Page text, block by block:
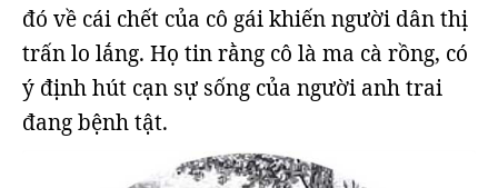
đó về cái chết của cô gái khiến người dân thị
trấn lo lắng. Họ tin rằng cô là ma cà rồng, có
ý định hút cạn sự sống của người anh trai
đang bệnh tật.